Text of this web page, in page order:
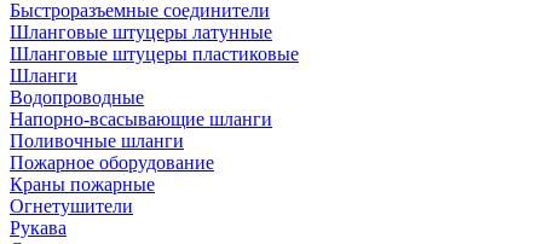
Быстроразъемные соединители
Шланговые штуцеры латунные
Шланговые штуцеры пластиковые
Шланги
Водопроводные
Напорно-всасывающие шланги
Поливочные шланги
Пожарное оборудование
Краны пожарные
Огнетушители
Рукава